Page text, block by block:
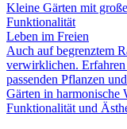
Kleine Gärten mit
Funktionalität
Leben im Freien
Auch auf begrenztem
verwirklichen.
passenden Pflanzen
Gärten in harmonische
Funktionalität und